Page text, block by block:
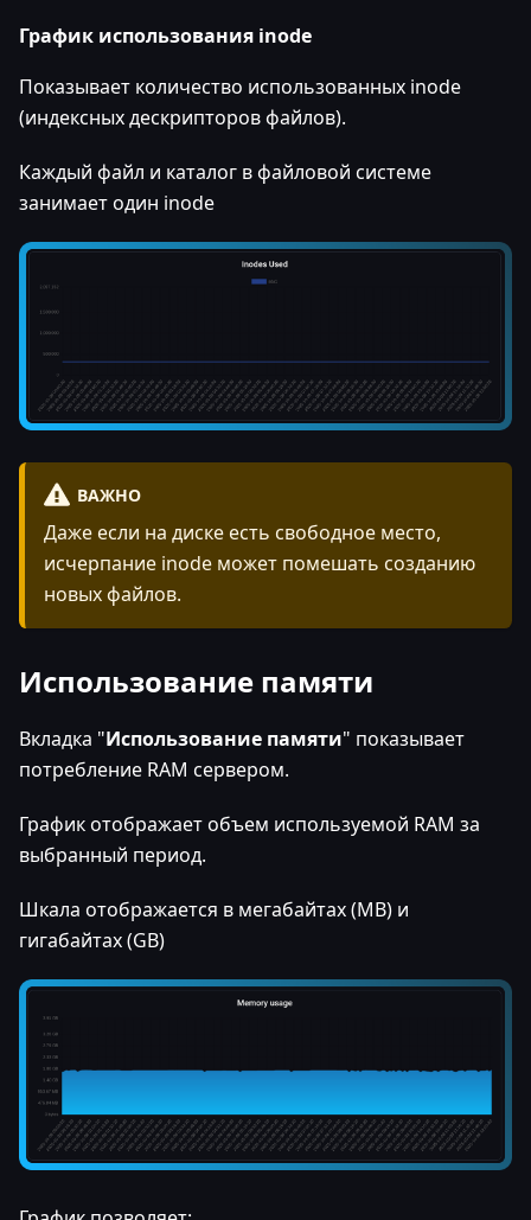
График использования inode
Показывает количество использованных inode
(индексных дескрипторов файлов).
Каждый файл и каталог в файловой системе
занимает один inode
ВАЖНО
Даже если на диске есть свободное место,
исчерпание inode может помешать созданию
новых файлов.
Использование памяти
Вкладка "Использование памяти" показывает
потребление RAM сервером.
График отображает объем используемой RAM за
выбранный период.
Шкала отображается в мегабайтах (MB) и
гигабайтах (GB)